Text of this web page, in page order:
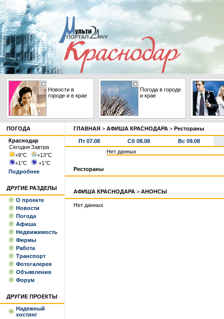
Новости в
городе и в крае
Погода в городе
и крае
ПОГОДА
Краснодар
СегодняЗавтра
+9°С +13°С
+1°С +1°С
Подробнее
ДРУГИЕ РАЗДЕЛЫ
О проекте
Новости
Погода
Афиша
Недвижимость
Фирмы
Работа
Транспорт
Фотогалерея
Объявления
Форум
ДРУГИЕ ПРОЕКТЫ
Надежный
хостинг
ГЛАВНАЯ > АФИША КРАСНОДАРА > Рестораны
Пт 07.08 Сб 08.08
Вс 09.08
Нет данных
Рестораны
АФИША КРАСНОДАРА > АНОНСЫ
Нет данных